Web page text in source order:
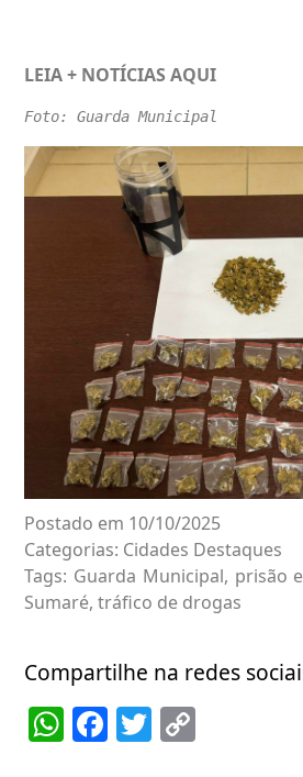
LEIA + NOTÍCIAS AQUI
Foto: Guarda Municipal
Postado em 10/10/2025
Categorias: Cidades Destaques
Tags: Guarda Municipal, prisão
Sumaré, tráfico de drogas
Compartilhe na redes
WhatsApp
Facebook
Twitter